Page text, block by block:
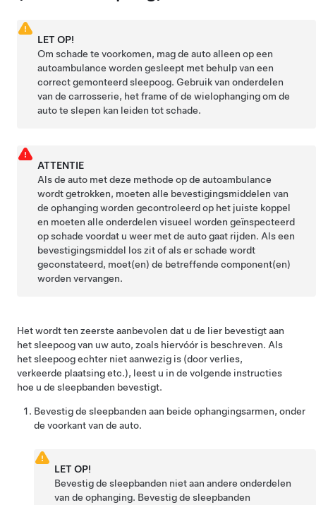
LET OP!
Om schade te voorkomen, mag de auto alleen op een
autoambulance worden gesleept met behulp van een
correct gemonteerd sleepoog. Gebruik van onderdelen
van de carrosserie, het frame of de wielophanging om de
auto te slepen kan leiden tot schade.
ATTENTIE
Als de auto met deze methode op de autoambulance
wordt getrokken, moeten alle bevestigingsmiddelen van
de ophanging worden gecontroleerd op het juiste koppel
en moeten alle onderdelen visueel worden geïnspecteerd
op schade voordat u weer met de auto gaat rijden. Als een
bevestigingsmiddel los zit of als er schade wordt
geconstateerd, moet(en) de betreffende component(en)
worden vervangen.
Het wordt ten zeerste aanbevolen dat u de lier bevestigt aan
het sleepoog van uw auto, zoals hiervóór is beschreven. Als
het sleepoog echter niet aanwezig is (door verlies,
verkeerde plaatsing etc.), leest u in de volgende instructies
hoe u de sleepbanden bevestigt.
Bevestig de sleepbanden aan beide ophangingsarmen, onder
de voorkant van de auto.
LET OP!
Bevestig de sleepbanden niet aan andere onderdelen
van de ophanging. Bevestig de sleepbanden